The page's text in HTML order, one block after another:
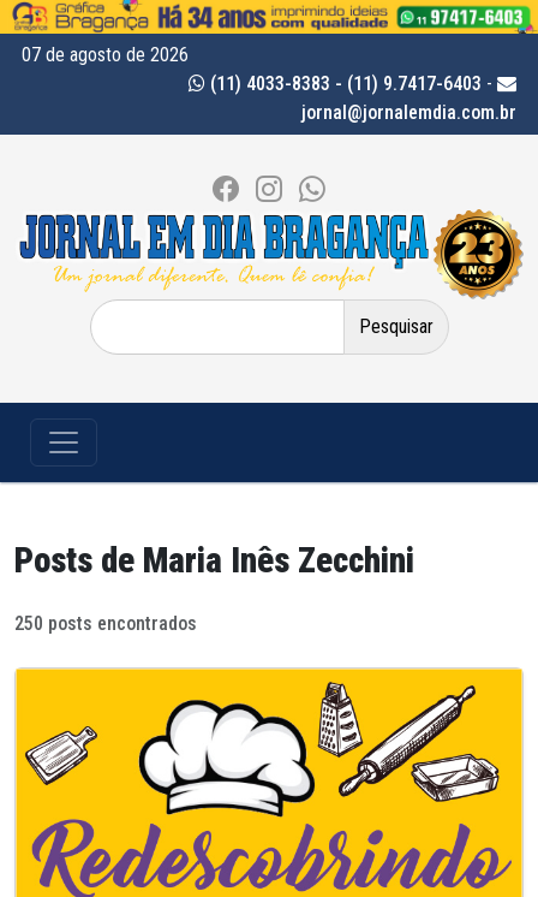
07 de agosto de 2026
(11) 4033-8383 - (11) 9.7417-6403 -
jornal@jornalemdia.com.br
Pesquisar
por:
Posts de Maria Inês Zecchini
250 posts encontrados